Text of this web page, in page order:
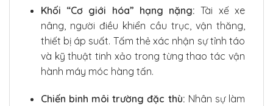
Khối “Cơ giới hóa” hạng nặng: Tài xế xe
nâng, người điều khiển cầu trục, vận thăng,
thiết bị áp suất. Tấm thẻ xác nhận sự tỉnh táo
và kỹ thuật tinh xảo trong từng thao tác vận
hành máy móc hàng tấn.
Chiến binh môi trường đặc thù: Nhân sự làm